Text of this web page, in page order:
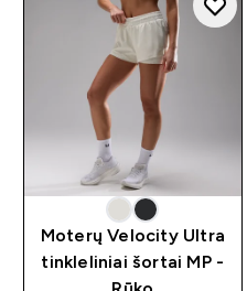
Moterų Velocity Ultra
tinkleliniai šortai MP -